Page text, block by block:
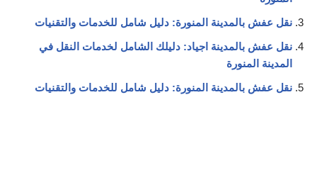
نقل عفش بالمدينة المنورة: دليل شامل للخدمات والتقنيات
نقل عفش بالمدينة اجياد: دليلك الشامل لخدمات النقل في
المدينة المنورة
نقل عفش بالمدينة المنورة: دليل شامل للخدمات والتقنيات